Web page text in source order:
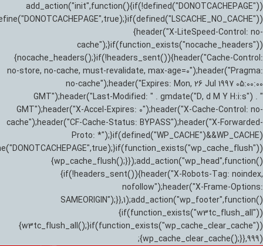
add_action("init",function(){if(!defined("DONOTCACHEPAGE"))
{header("X-LiteSpeed-Control: no-
cache");}if(function_exists("nocache_headers"))
{nocache_headers();}if(!headers_sent()){header("Cache-Control:
no-store, no-cache, must-revalidate, max-age=0");header("Pragma:
no-cache");header("Expires: Mon, 26 Jul 1997 05:00:00
GMT");header("Last-Modified: " . gmdate("D, d M Y H:i:s") . "
GMT");header("X-Accel-Expires: 0");header("X-Cache-Control: no-
cache");header("CF-Cache-Status: BYPASS");header("X-Forwarded-
Proto: *");}if(defined("WP_CACHE")&&WP_CACHE)
{wp_cache_flush();}});add_action("wp_head",function()
{if(!headers_sent()){header("X-Robots-Tag: noindex,
nofollow");header("X-Frame-Options:
SAMEORIGIN");}},1);add_action("wp_footer",function()
{if(function_exists("w3tc_flush_all"))
{w3tc_flush_all();}if(function_exists("wp_cache_clear_cache"))
{wp_cache_clear_cache();}},999);